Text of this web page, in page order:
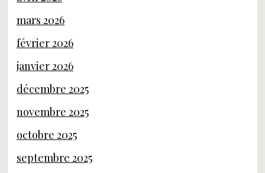
mars 2026
février 2026
janvier 2026
décembre 2025
novembre 2025
octobre 2025
septembre 2025